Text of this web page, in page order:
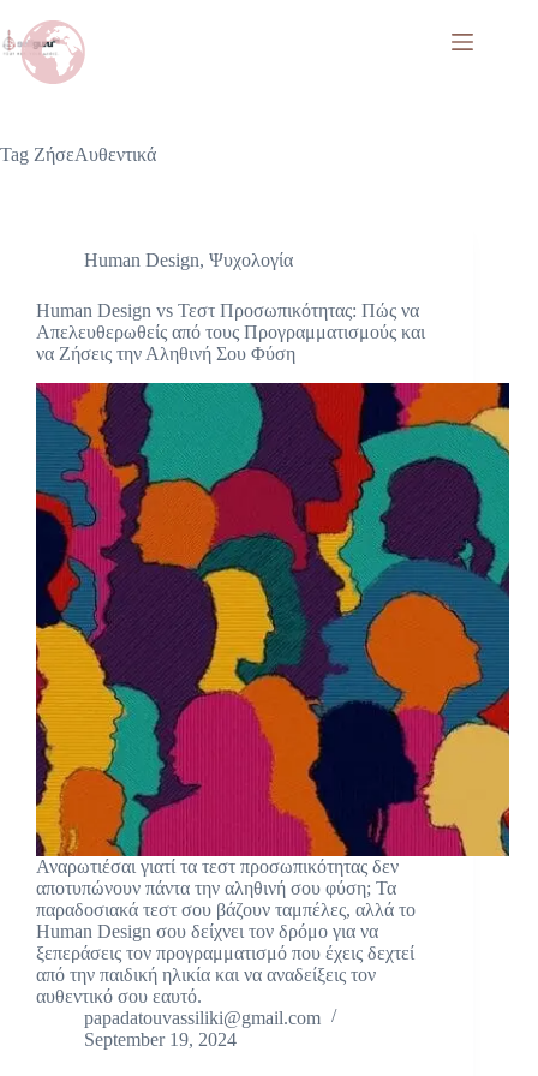
Tag ΖήσεΑυθεντικά
Human Design, Ψυχολογία
Human Design vs Τεστ Προσωπικότητας: Πώς να
Απελευθερωθείς από τους Προγραμματισμούς και
να Ζήσεις την Αληθινή Σου Φύση
Αναρωτιέσαι γιατί τα τεστ προσωπικότητας δεν
αποτυπώνουν πάντα την αληθινή σου φύση; Τα
παραδοσιακά τεστ σου βάζουν ταμπέλες, αλλά το
Human Design σου δείχνει τον δρόμο για να
ξεπεράσεις τον προγραμματισμό που έχεις δεχτεί
από την παιδική ηλικία και να αναδείξεις τον
αυθεντικό σου εαυτό.
papadatouvassiliki@gmail.com
September 19, 2024